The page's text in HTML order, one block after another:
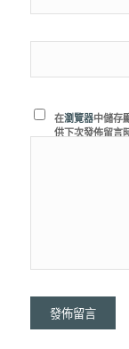
在瀏覽器中儲存
供下次發佈留言